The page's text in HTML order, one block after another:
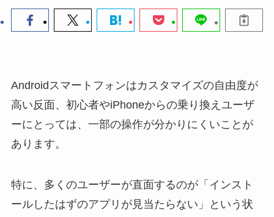
Androidスマートフォンはカスタマイズの自由度が
高い反面、初心者やiPhoneからの乗り換えユーザ
ーにとっては、一部の操作が分かりにくいことが
あります。
特に、多くのユーザーが直面するのが「インスト
ールしたはずのアプリが見当たらない」という状